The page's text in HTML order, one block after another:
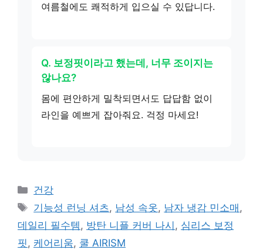
여름철에도 쾌적하게 입으실 수 있답니다.
Q. 보정핏이라고 했는데, 너무 조이지는
않나요?
몸에 편안하게 밀착되면서도 답답함 없이
라인을 예쁘게 잡아줘요. 걱정 마세요!
카
테
리
건강
태
그
기능성 런닝 셔츠, 남성 속옷, 남자 냉감 민소매 ,
데일리 필수템, 방탄 니플 커버 나시 , 심리스 보정
핏, 케어리움, 쿨 AIRISM